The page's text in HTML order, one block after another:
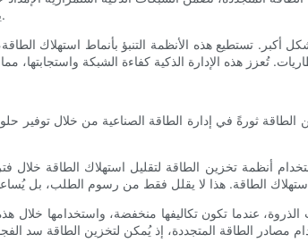
يزيد من كفاءة واستدامة نظام الطاقة بشكل عام.
أكبر. تستطيع هذه الأنظمة التنبؤ بأنماط استهلاك
الطاقة ثورةً في إدارة الطاقة الصناعية من خلال توفير
أنظمة تخزين الطاقة لتقليل استهلاك الطاقة خلال
عندما تكون تكاليفها منخفضة، واستخدامها